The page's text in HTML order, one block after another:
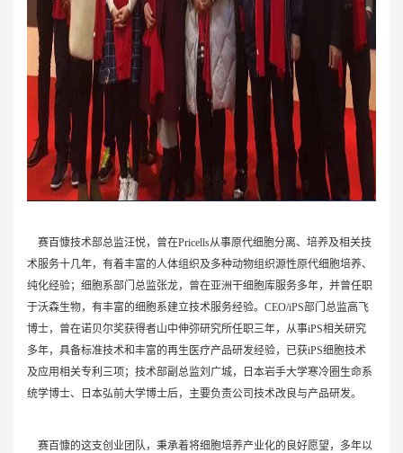
赛百慷技术部总监汪悦，曾在Pricells从事原代细胞分离、培养及相关技
术服务十几年，有着丰富的人体组织及多种动物组织源性原代细胞培养、
纯化经验；细胞系部门总监张龙，曾在亚洲干细胞库服务多年，并曾任职
于沃森生物，有丰富的细胞系建立技术服务经验。CEO/iPS部门总监高飞
博士，曾在诺贝尔奖获得者山中伸弥研究所任职三年，从事iPS相关研究
多年，具备标准技术和丰富的再生医疗产品研发经验，已获iPS细胞技术
及应用相关专利三项；技术部副总监刘广城，日本岩手大学寒冷圈生命系
统学博士、日本弘前大学博士后，主要负责公司技术改良与产品研发。
赛百慷的这支创业团队，秉承着将细胞培养产业化的良好愿望，多年以